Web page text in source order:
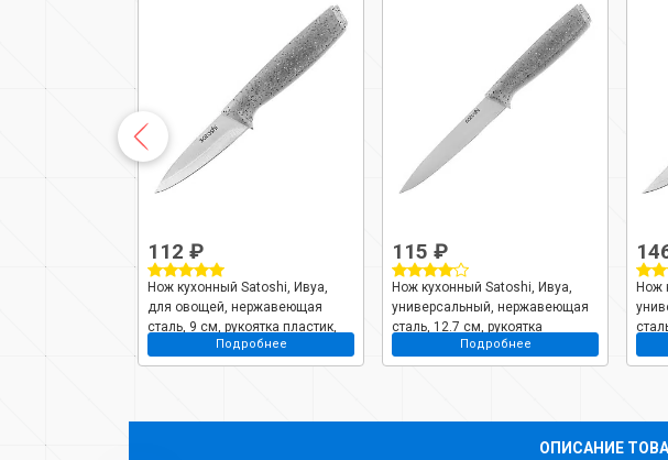
112 ₽
Нож кухонный Satoshi, Ивуа,
для овощей, нержавеющая
сталь, 9 см, рукоятка пластик,
Подробнее
115 ₽
Нож кухонный Satoshi, Ивуа,
универсальный, нержавеющая
сталь, 12.7 см, рукоятка
пластик, 803-391
Подробнее
Нож
ОПИСАНИЕ